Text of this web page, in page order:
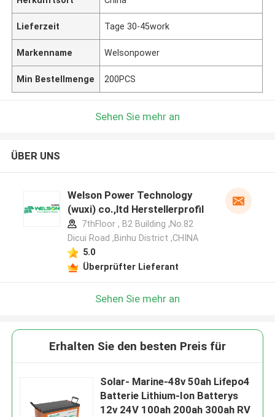
Lieferzeit Tage 30-45work
Markenname Welsonpower
Min Bestellmenge 200PCS
Sehen Sie mehr an
ÜBER UNS
Welson Power Technology
(wuxi) co.,ltd Herstellerprofil
7thFloor , B2 Building ,No.82
Dicui Road ,Binhu District ,CHINA
5.0
Überprüfter Lieferant
Sehen Sie mehr an
Erhalten Sie den besten Preis für
Solar- Marine-48v 50ah Lifepo4
Batterie Lithium-Ion Batterys
12v 24V 100ah 200ah 300ah RV